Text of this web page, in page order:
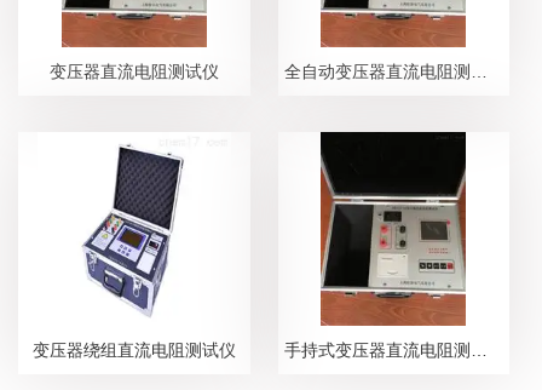
变压器直流电阻测试仪
变压器绕组直流电阻测试仪